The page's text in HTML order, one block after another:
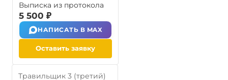
Выписка из протокола
5 500 ₽
НАПИСАТЬ В MAX
Оставить заявку
Травильщик 3 (третий)